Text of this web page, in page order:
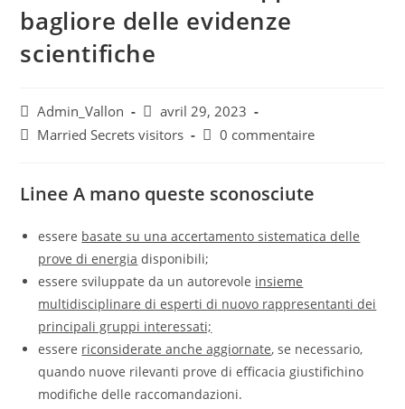
bagliore delle evidenze
scientifiche
Admin_Vallon
avril 29, 2023
Married Secrets visitors
0 commentaire
Linee A mano queste sconosciute
essere basate su una accertamento sistematica delle
prove di energia disponibili;
essere sviluppate da un autorevole insieme
multidisciplinare di esperti di nuovo rappresentanti dei
principali gruppi interessati;
essere riconsiderate anche aggiornate, se necessario,
quando nuove rilevanti prove di efficacia giustifichino
modifiche delle raccomandazioni.